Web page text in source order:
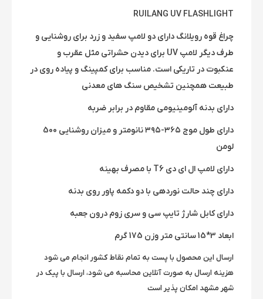
RUILANG UV FLASHLIGHT
چراغ قوه رویلانگ دارای دو لامپ سفید و زرد برای روشنایی و
طرف دیگر لامپ UV برای دیدن حشراتی مثل عقرب و
عنکبوت در تاریکی است. مناسب برای کمپینگ و پیاده روی در
طبیعت همچنین تشخیص سنگ های معدنی
دارای بدنه آلومینیومی مقاوم در برابر ضربه
دارای طول موج ۳۶۵-۳۹۵ نانومتر و میزان روشنایی 500
لومن
دارای لامپ ال ای دی T6 با مصرف بهینه
دارای چند حالت نوردهی با دو دکمه پاور روی بدنه
دارای کابل شارژ تایپ سی و سری زوم درون جعبه
ابعاد 3*15 سانتی متر وزن 175 گرم
ارسال این محصول با پست به تمام نقاط کشور انجام می شود
هزینه ارسال به صورت آنلاین محاسبه می شود، ارسال با پیک در
شهر مشهد امکان پذیر است